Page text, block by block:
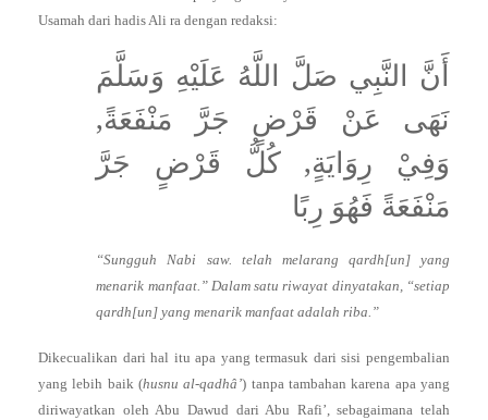
Usamah dari hadis Ali ra dengan redaksi:
أَنَّ النَّبِي صَلَّ اللَّهُ عَلَيْهِ وَسَلَّمَ
نَهَى عَنْ قَرْضٍ جَرَّ مَنْفَعَةً,
وَفِيْ رِوَايَةٍ, كُلُّ قَرْضٍ جَرَّ
مَنْفَعَةً فَهُوَ رِبًا
“Sungguh Nabi saw. telah melarang qardh[un] yang
menarik manfaat.” Dalam satu riwayat dinyatakan, “setiap
qardh[un] yang menarik manfaat adalah riba.”
Dikecualikan dari hal itu apa yang termasuk dari sisi pengembalian
yang lebih baik (husnu al-qadhâ’) tanpa tambahan karena apa yang
diriwayatkan oleh Abu Dawud dari Abu Rafi’, sebagaimana telah